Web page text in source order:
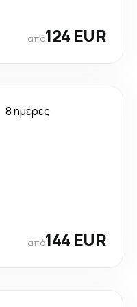
από124 EUR
8 ημέρες
από144 EUR